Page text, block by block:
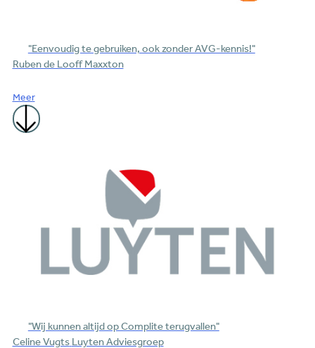
"Eenvoudig te gebruiken, ook zonder AVG-kennis!"
Ruben de Looff Maxxton
Meer
"Wij kunnen altijd op Complite terugvallen"
Celine Vugts Luyten Adviesgroep